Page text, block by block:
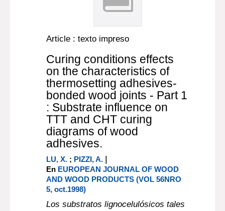
Article : texto impreso
Curing conditions effects
on the characteristics of
thermosetting adhesives-
bonded wood joints - Part 1
: Substrate influence on
TTT and CHT curing
diagrams of wood
adhesives.
LU, X. ; PIZZI, A. |
En EUROPEAN JOURNAL OF WOOD
AND WOOD PRODUCTS (VOL 56NRO
5, oct.1998)
Los substratos lignocelulósicos tales